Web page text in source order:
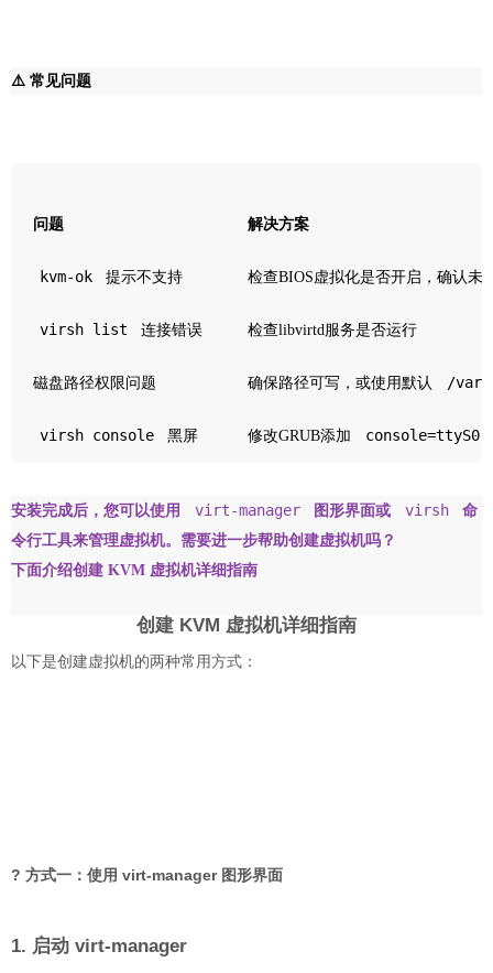
⚠️ 常见问题
问题 解决方案
kvm-ok 提示不支持 检查BIOS虚拟化是否开启，确认未
virsh list 连接错误 检查libvirtd服务是否运行
磁盘路径权限问题 确保路径可写，或使用默认 /
virsh console 黑屏 修改GRUB添加
安装完成后，您可以使用 virt-manager 图形界面或 virsh
命
令行工具来管理虚拟机。需要进一步帮助创建虚拟机吗？
下面介绍创建 KVM 虚拟机详细指南
创建 KVM 虚拟机详细指南
以下是创建虚拟机的两种常用方式：
?️ 方式一：使用 virt-manager 图形界面
1. 启动 virt-manager